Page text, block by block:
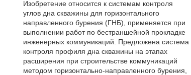
Изобретение относится к системам контроля
углов дна скважины для горизонтального
направленного бурения (ГНБ), применяется при
выполнении работ по бестраншейной прокладке
инженерных коммуникаций. Предложена система
контроля профиля дна скважины на этапах
расширения при строительстве коммуникаций
методом горизонтально-направленного бурения,